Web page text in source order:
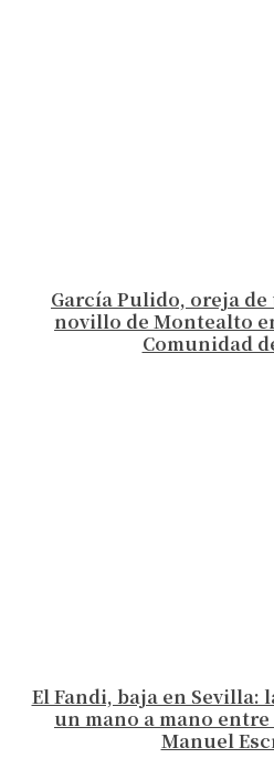
García Pulido, oreja
novillo de Montealto
Comunidad
El Fandi, baja en Sevilla:
un mano a mano
Manuel